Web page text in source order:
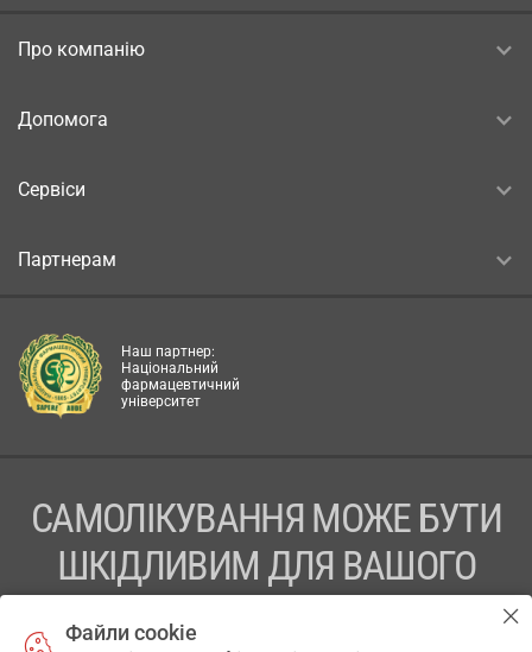
Про компанію
Допомога
Сервіси
Партнерам
Наш партнер:
Національний
фармацевтичний
університет
САМОЛІКУВАННЯ МОЖЕ БУТИ
ШКІДЛИВИМ ДЛЯ ВАШОГО
Файли cookie